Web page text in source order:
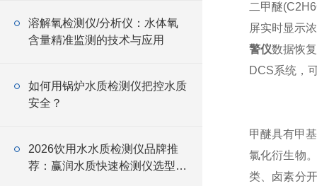
溶解氧检测仪/分析仪：水体氧
含量精准监测的技术与应用
如何用锅炉水质检测仪把控水质
安全？
2026饮用水水质检测仪品牌推
荐：赢润水质快速检测仪选型指
二甲醚
屏实时显示
警仪数据恢
DCS系统，
甲醚具有甲
氯化衍生物
类、卤素分